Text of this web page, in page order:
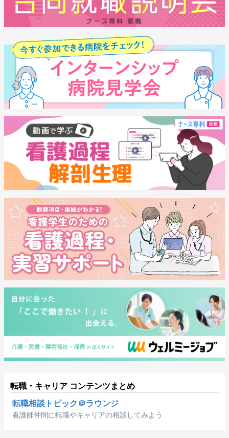
転職・キャリア コンテンツまとめ
転職相談トピック＠ラウンジ
看護師仲間に転職やキャリアの相談してみよう